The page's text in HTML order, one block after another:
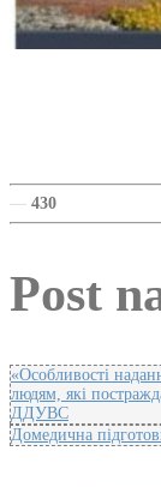
— 430
Post
«Особливості
людям, які
ДДУВС
Домедична